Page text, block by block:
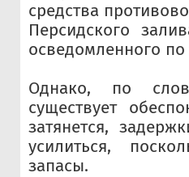
средства
Персидского
осведомленного по
Однако, по
существует
затянется,
усилиться,
запасы.